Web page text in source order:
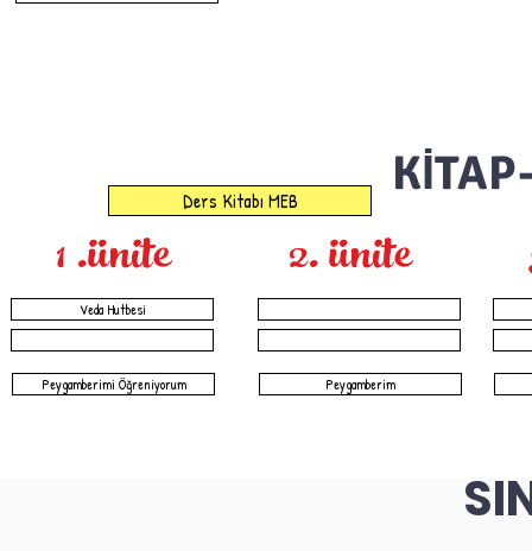
Ders Kitabı MEB
1 .ünite
Veda Hutbesi
Peygamberimi Öğreniyorum
2. ünite
Peygamberim